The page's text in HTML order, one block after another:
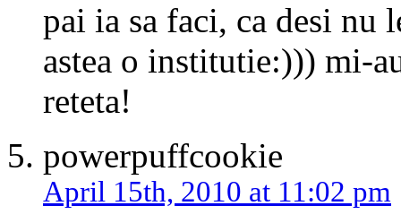
pai ia sa faci, ca desi nu
astea o institutie:))) mi-
reteta!
powerpuffcookie
April 15th, 2010 at 11:02 pm